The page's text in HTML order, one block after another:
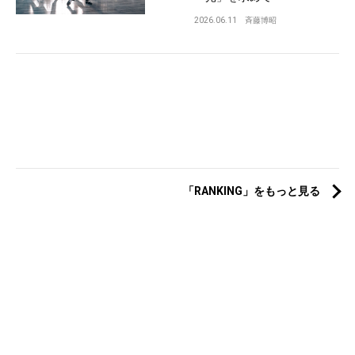
2026.06.11 斉藤博昭
「RANKING」をもっと見る